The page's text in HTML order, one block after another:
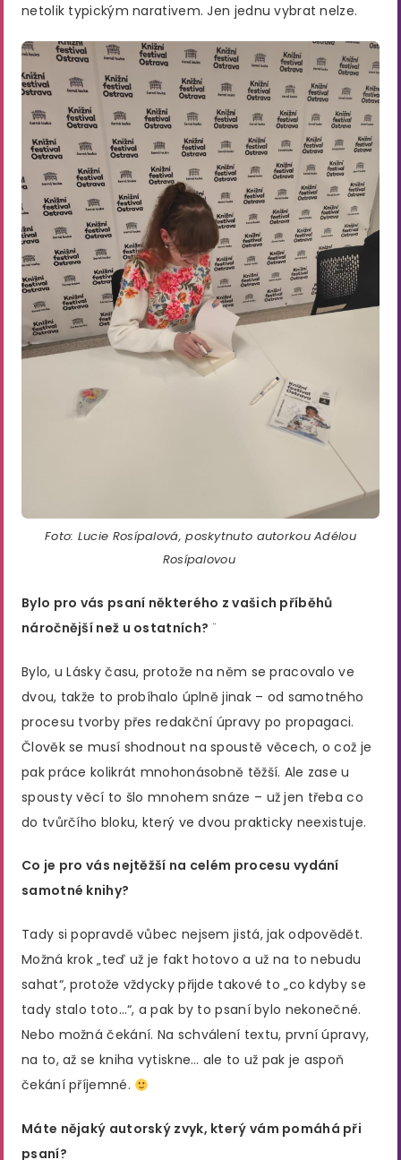
netolik typickým narativem. Jen jednu vybrat nelze.
Foto: Lucie Rosípalová, poskytnuto autorkou Adélou
Rosípalovou
Bylo pro vás psaní některého z vašich příběhů
náročnější než u ostatních? ¨
Bylo, u Lásky času, protože na něm se pracovalo ve
dvou, takže to probíhalo úplně jinak – od samotného
procesu tvorby přes redakční úpravy po propagaci.
Člověk se musí shodnout na spoustě věcech, o což je
pak práce kolikrát mnohonásobně těžší. Ale zase u
spousty věcí to šlo mnohem snáze – už jen třeba co
do tvůrčího bloku, který ve dvou prakticky neexistuje.
Co je pro vás nejtěžší na celém procesu vydání
samotné knihy?
Tady si popravdě vůbec nejsem jistá, jak odpovědět.
Možná krok „teď už je fakt hotovo a už na to nebudu
sahat“, protože vždycky přijde takové to „co kdyby se
tady stalo toto…“, a pak by to psaní bylo nekonečné.
Nebo možná čekání. Na schválení textu, první úpravy,
na to, až se kniha vytiskne… ale to už pak je aspoň
čekání příjemné.
Máte nějaký autorský zvyk, který vám pomáhá při
psaní?